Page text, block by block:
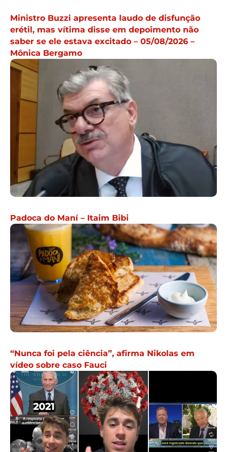
Ministro Buzzi apresenta laudo de disfunção
erétil, mas vítima disse em depoimento não
saber se ele estava excitado – 05/08/2026 –
Mônica Bergamo
Padoca do Maní – Itaim Bibi
“Nunca foi pela ciência”, afirma Nikolas em
vídeo sobre caso Fauci